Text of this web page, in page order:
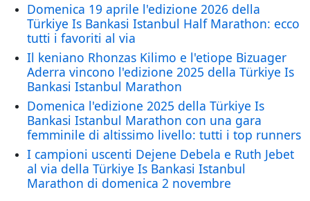
Domenica 19 aprile l'edizione 2026 della
Türkiye Is Bankasi Istanbul Half Marathon: ecco
tutti i favoriti al via
Il keniano Rhonzas Kilimo e l'etiope Bizuager
Aderra vincono l'edizione 2025 della Türkiye Is
Bankasi Istanbul Marathon
Domenica l'edizione 2025 della Türkiye Is
Bankasi Istanbul Marathon con una gara
femminile di altissimo livello: tutti i top runners
I campioni uscenti Dejene Debela e Ruth Jebet
al via della Türkiye Is Bankasi Istanbul
Marathon di domenica 2 novembre